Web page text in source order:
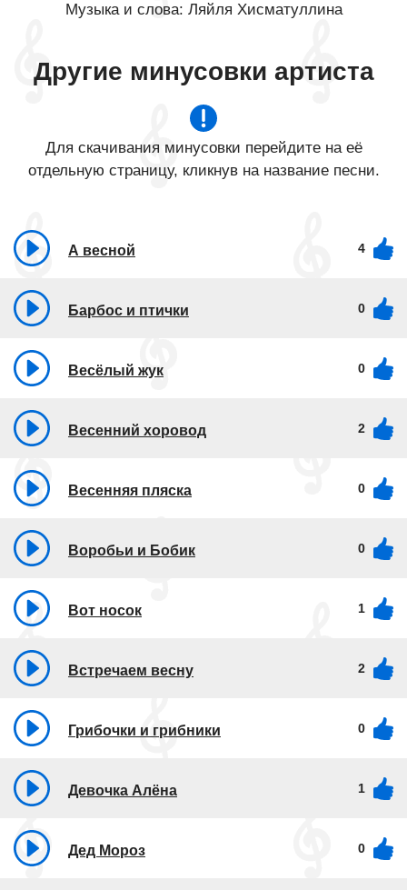
Музыка и слова: Ляйля Хисматуллина
Другие минусовки артиста
Для скачивания минусовки перейдите на её
отдельную страницу, кликнув на название песни.
А весной 4
Барбос и птички 0
Весёлый жук 0
Весенний хоровод 2
Весенняя пляска 0
Воробьи и Бобик 0
Вот носок 1
Встречаем весну 2
Грибочки и грибники 0
Девочка Алёна 1
Дед Мороз 0